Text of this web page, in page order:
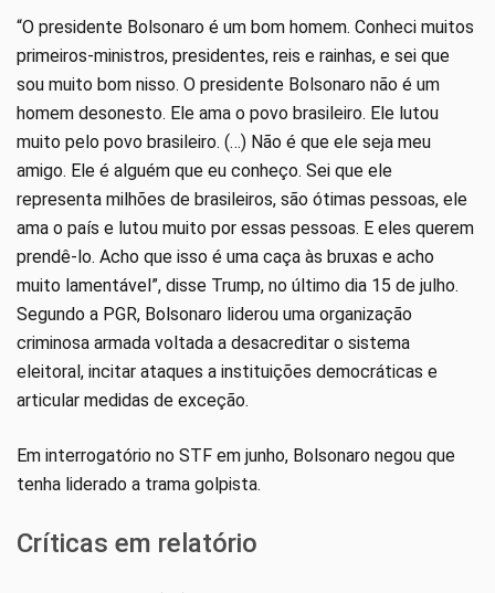
“O presidente Bolsonaro é um bom homem. Conheci muitos
primeiros-ministros, presidentes, reis e rainhas, e sei que
sou muito bom nisso. O presidente Bolsonaro não é um
homem desonesto. Ele ama o povo brasileiro. Ele lutou
muito pelo povo brasileiro. (…) Não é que ele seja meu
amigo. Ele é alguém que eu conheço. Sei que ele
representa milhões de brasileiros, são ótimas pessoas, ele
ama o país e lutou muito por essas pessoas. E eles querem
prendê-lo. Acho que isso é uma caça às bruxas e acho
muito lamentável”, disse Trump, no último dia 15 de julho.
Segundo a PGR, Bolsonaro liderou uma organização
criminosa armada voltada a desacreditar o sistema
eleitoral, incitar ataques a instituições democráticas e
articular medidas de exceção.
Em interrogatório no STF em junho, Bolsonaro negou que
tenha liderado a trama golpista.
Críticas em relatório